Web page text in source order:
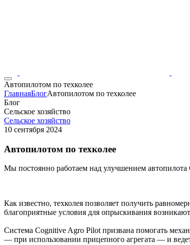
Автопилотом по техколее
ГлавнаяБлогАвтопилотом по техколее
Блог
Сельское хозяйство
Сельское хозяйство
10 сентября 2024
Автопилотом по техколее
Мы постоянно работаем над улучшением
Как известно, техколея позволяет получить
благоприятные условия для опрыскивания
Система Cognitive Agro Pilot призвана помогать
— при использовании прицепного агрегата — и